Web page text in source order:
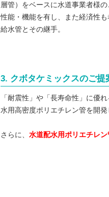
層管）をベースに水道事業者様
性能・機能を有し、また経済性
給水管とその継手。
3. クボタケミックスのご提
「耐震性」や「長寿命性」に優れ
水用高密度ポリエチレン管を開発
さらに、水道配水用ポリエチレン